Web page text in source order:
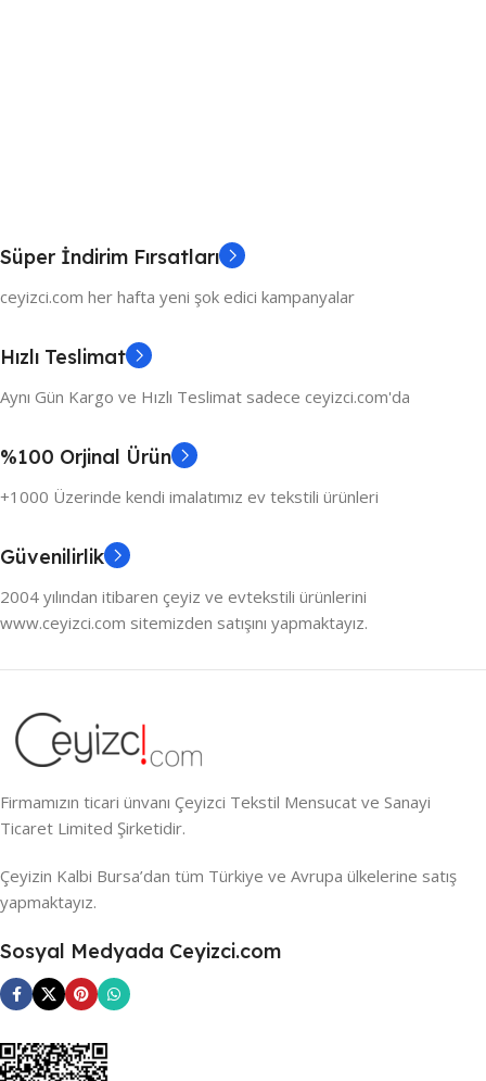
Süper İndirim Fırsatları
ceyizci.com her hafta yeni şok edici kampanyalar
Hızlı Teslimat
Aynı Gün Kargo ve Hızlı Teslimat sadece ceyizci.com'da
%100 Orjinal Ürün
+1000 Üzerinde kendi imalatımız ev tekstili ürünleri
Güvenilirlik
2004 yılından itibaren çeyiz ve evtekstili ürünlerini
www.ceyizci.com sitemizden satışını yapmaktayız.
Firmamızın ticari ünvanı Çeyizci Tekstil Mensucat ve Sanayi
Ticaret Limited Şirketidir.
Çeyizin Kalbi Bursa’dan tüm Türkiye ve Avrupa ülkelerine satış
yapmaktayız.
Sosyal Medyada Ceyizci.com